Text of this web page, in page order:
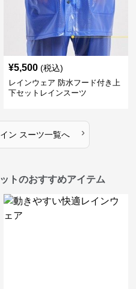
¥5,500 (税込)
レインウェア 防水フード付き上
下セットレインスーツ
ン スーツ一覧へ ›
トのおすすめアイテム